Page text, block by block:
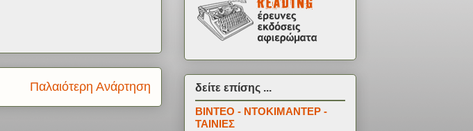
Παλαιότερη Ανάρτηση δείτε επίσης ...
ΒΙΝΤΕΟ - ΝΤΟΚΙΜΑΝΤΕΡ -
ΤΑΙΝΙΕΣ